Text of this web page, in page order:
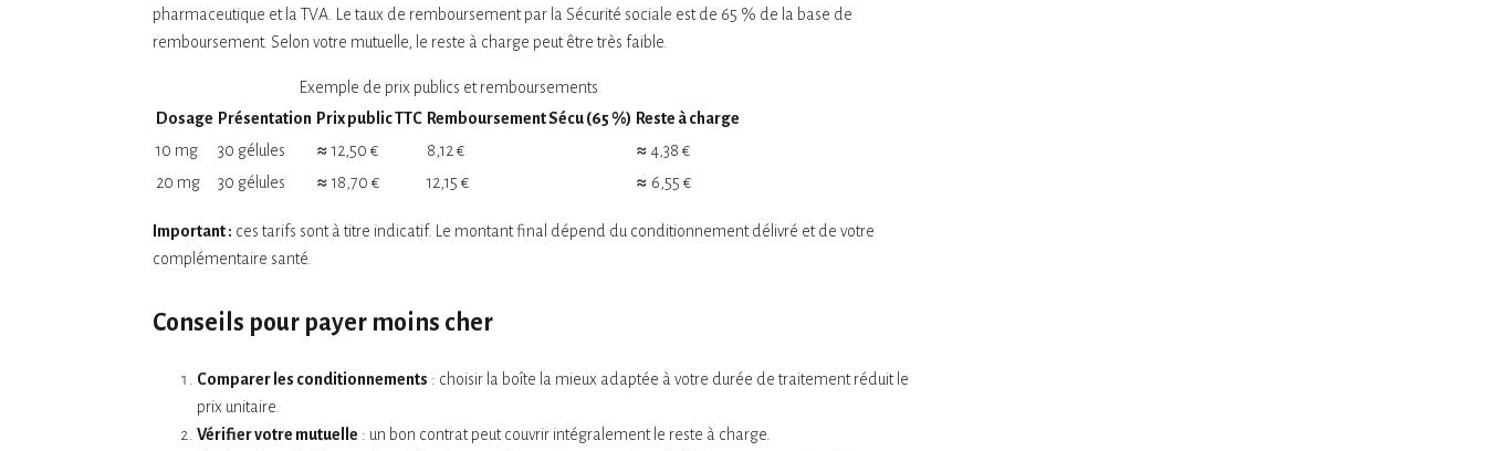
pharmaceutique et la TVA. Le taux de remboursement par la Sécurité sociale est de 65 % de la base de
remboursement. Selon votre mutuelle, le reste à charge peut être très faible.
Exemple de prix publics et remboursements
Dosage Présentation Prix public TTC Remboursement Sécu (65 %) Reste à charge
10 mg
30 gélules ≈ 12,50 € 8,12 €
≈ 4,38 €
20 mg
30 gélules ≈ 18,70 € 12,15 € ≈ 6,55 €
Important : ces tarifs sont à titre indicatif. Le montant final dépend du conditionnement délivré et de votre
complémentaire santé.
Conseils pour payer moins cher
Comparer les conditionnements : choisir la boîte la mieux adaptée à votre durée de traitement réduit le
prix unitaire.
Vérifier votre mutuelle : un bon contrat peut couvrir intégralement le reste à charge.